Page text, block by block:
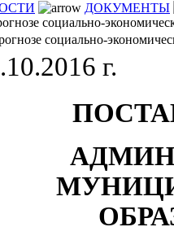
ДОКУМЕНТЫ
социально-
социально-
г.